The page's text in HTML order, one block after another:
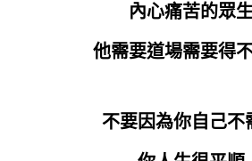
內心痛苦的眾生
他需要道場需要得
不要因為你自己不